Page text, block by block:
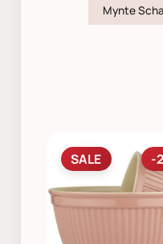
Mynte
SALE -